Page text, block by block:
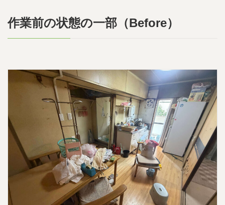
作業前の状態の一部（Before）